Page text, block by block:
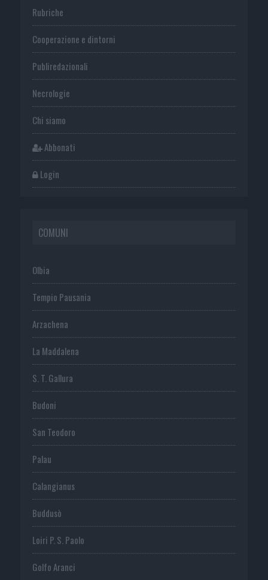
Rubriche
Cooperazione e dintorni
Publiredazionali
Necrologie
Chi siamo
Abbonati
Login
COMUNI
Olbia
Tempio Pausania
Arzachena
La Maddalena
S. T. Gallura
Budoni
San Teodoro
Palau
Calangianus
Buddusò
Loiri P. S. Paolo
Golfo Aranci